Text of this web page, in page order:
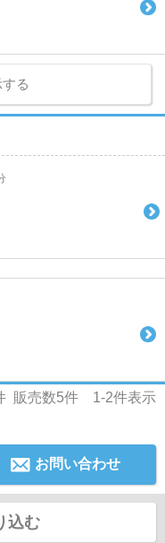
る
販売数5件 1-2件表示
お問い合わせ
込む